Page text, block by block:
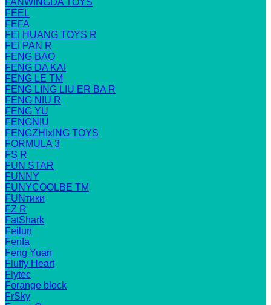
FANWINGDA TOYS
FEEL
FEFA
FEI HUANG TOYS R
FEI PAN R
FENG BAO
FENG DA KAI
FENG LE TM
FENG LING LIU ER BA R
FENG NIU R
FENG YU
FENGNIU
FENGZHIxING TOYS
FORMULA 3
FS R
FUN STAR
FUNNY
FUNYCOOLBE TM
FUNтики
FZ R
FatShark
Feilun
Fenfa
Feng Yuan
Fluffy Heart
Flytec
Forange block
FrSky